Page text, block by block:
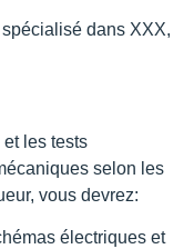
dans XXX,
les tests
selon les
vous devrez:
électriques et